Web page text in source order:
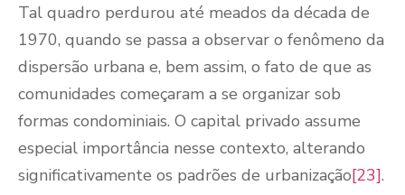
Tal quadro perdurou até meados da década de
1970, quando se passa a observar o fenômeno da
dispersão urbana e, bem assim, o fato de que as
comunidades começaram a se organizar sob
formas condominiais. O capital privado assume
especial importância nesse contexto, alterando
significativamente os padrões de urbanização[23].